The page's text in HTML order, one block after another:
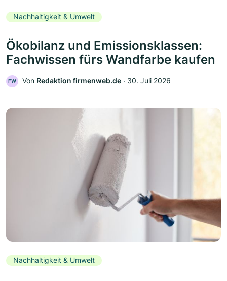
Nachhaltigkeit & Umwelt
Ökobilanz und Emissionsklassen:
Fachwissen fürs Wandfarbe kaufen
FW Von Redaktion firmenweb.de ‧ 30. Juli 2026
Nachhaltigkeit & Umwelt